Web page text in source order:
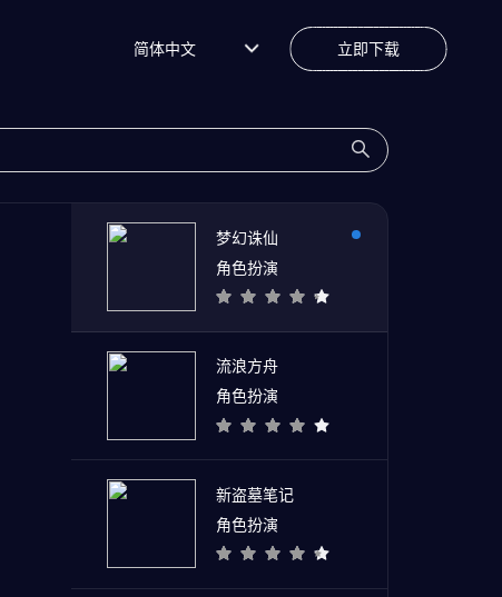
简体中文 立即下载
梦幻诛仙
角色扮演
流浪方舟
角色扮演
新盗墓笔记
角色扮演